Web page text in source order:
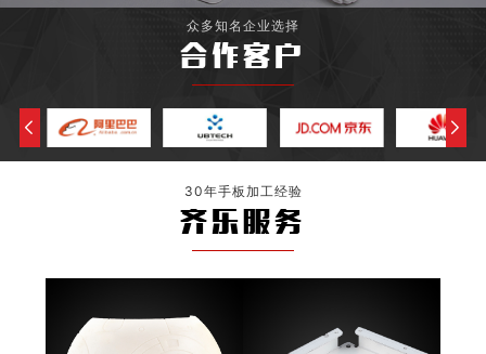
众多知名企业选择
合作客户
30年手板加工经验
齐乐服务